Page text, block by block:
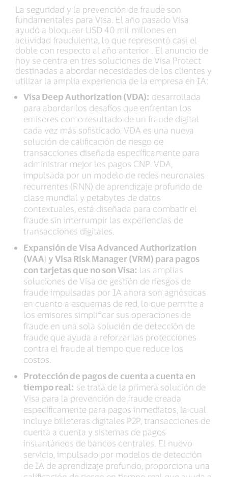
La seguridad y la prevención de fraude son
fundamentales para Visa. El año pasado Visa
ayudó a bloquear USD 40 mil millones en
actividad fraudulenta, lo que representó casi el
doble con respecto al año anterior . El anuncio de
hoy se centra en tres soluciones de Visa Protect
destinadas a abordar necesidades de los clientes y
utilizar la amplia experiencia de la empresa en IA:
Visa Deep Authorization (VDA): desarrollada
para abordar los desafíos que enfrentan los
emisores como resultado de un fraude digital
cada vez más sofisticado, VDA es una nueva
solución de calificación de riesgo de
transacciones diseñada específicamente para
administrar mejor los pagos CNP. VDA,
impulsada por un modelo de redes neuronales
recurrentes (RNN) de aprendizaje profundo de
clase mundial y petabytes de datos
contextuales, está diseñada para combatir el
fraude sin interrumpir las experiencias de
transacciones digitales.
Expansión de Visa Advanced Authorization
(VAA) y Visa Risk Manager (VRM) para pagos
con tarjetas que no son Visa: las amplias
soluciones de Visa de gestión de riesgos de
fraude impulsadas por IA ahora son agnósticas
en cuanto a esquemas de red, lo que permite a
los emisores simplificar sus operaciones de
fraude en una sola solución de detección de
fraude que ayuda a reforzar las protecciones
contra el fraude al tiempo que reduce los
costos.
Protección de pagos de cuenta a cuenta en
tiempo real: se trata de la primera solución de
Visa para la prevención de fraude creada
específicamente para pagos inmediatos, la cual
incluye billeteras digitales P2P, transacciones de
cuenta a cuenta y sistemas de pagos
instantáneos de bancos centrales. El nuevo
servicio, impulsado por modelos de detección
de IA de aprendizaje profundo, proporciona una